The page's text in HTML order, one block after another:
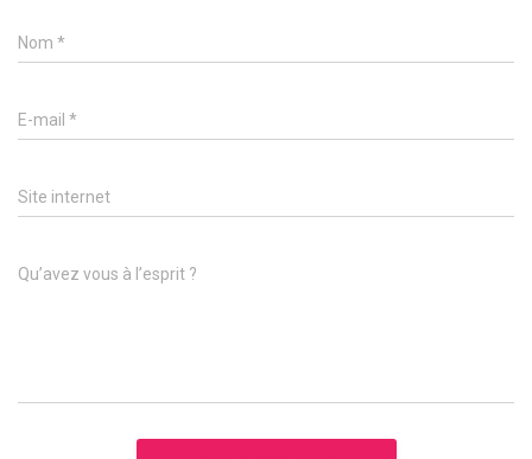
Nom *
E-mail *
Site internet
Qu’avez vous à l’esprit ?